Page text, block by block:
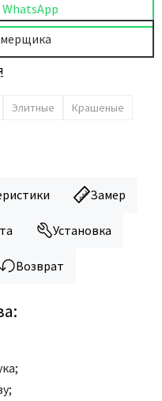
Элитные
Крашеные
Замер
Установка
Возврат